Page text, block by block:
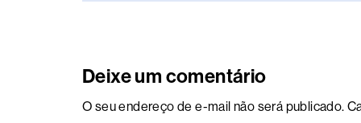
Deixe um comentário
O seu endereço de e-mail não será publicado.